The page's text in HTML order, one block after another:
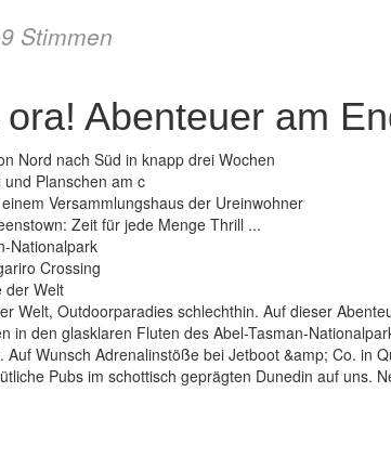
9 Stimmen
Abenteuer am
Nord nach Süd in knapp drei Wochen
Planschen am c
Versammlungshaus der Ureinwohner
Zeit für jede Menge Thrill ...
Nationalpark
Crossing
– Kia ora! Abenteuer am Ende der Welt
Welt, Outdoorparadies schlechthin. Auf dieser
in den glasklaren Fluten des Abel-Tasman-
Wunsch Adrenalinstöße bei Jetboot &amp; Co. in
Pubs im schottisch geprägten Dunedin auf uns.